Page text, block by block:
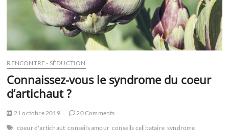
RENCONTRE - SÉDUCTION
Connaissez-vous le syndrome du coeur
d’artichaut ?
21 octobre 2019
20 Comments
coeur d'artichaut conseils amour conseils celibataire syndrome